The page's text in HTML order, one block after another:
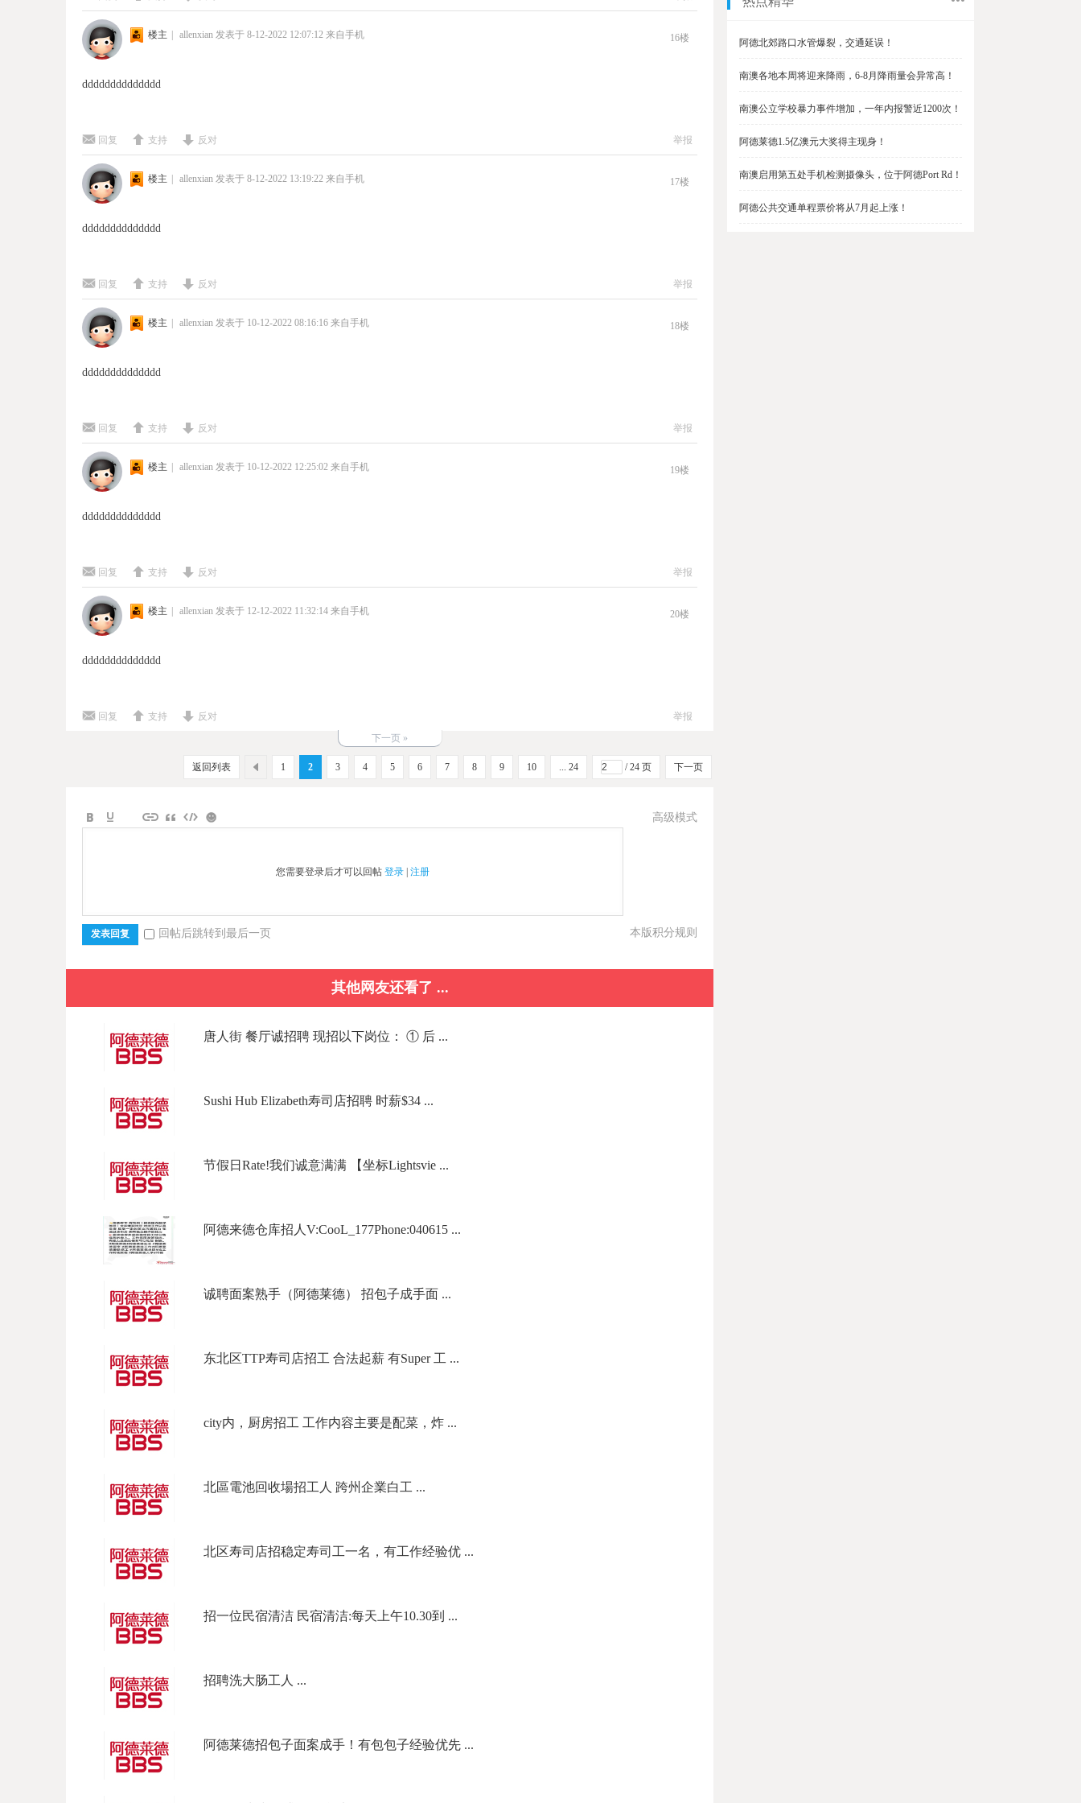
16楼
楼主 | allenxian 发表于 8-12-2022 12:07:12 来自手机
dddddddddddddd
回复 支持 反对 举报
17楼
楼主 | allenxian 发表于 8-12-2022 13:19:22 来自手机
dddddddddddddd
回复 支持 反对 举报
18楼
楼主 | allenxian 发表于 10-12-2022 08:16:16 来自手机
dddddddddddddd
回复 支持 反对 举报
19楼
楼主 | allenxian 发表于 10-12-2022 12:25:02 来自手机
dddddddddddddd
回复 支持 反对 举报
20楼
楼主 | allenxian 发表于 12-12-2022 11:32:14 来自手机
dddddddddddddd
回复 支持 反对
举报
下一页 »
1 2 3 4 5 6 7 8 9 10 ... 24 / 24 页 下一页
返回列表
高级模式
您需要登录后才可以回帖 登录 | 注册
本版积分规则
发表回复 回帖后跳转到最后一页
其他网友还看了 ...
唐人街 餐厅诚招聘 现招以下岗位： ① 后 ...
Sushi Hub Elizabeth寿司店招聘 时薪$34 ...
节假日Rate!我们诚意满满 【坐标Lightsvie ...
阿德来德仓库招人V:CooL_177Phone:040615 ...
诚聘面案熟手（阿德莱德） 招包子成手面 ...
东北区TTP寿司店招工 合法起薪 有Super 工 ...
city内，厨房招工 工作内容主要是配菜，炸 ...
北區電池回收場招工人 跨州企業白工 ...
北区寿司店招稳定寿司工一名，有工作经验优 ...
招一位民宿清洁 民宿清洁:每天上午10.30到 ...
招聘洗大肠工人 ...
阿德莱德招包子面案成手！有包包子经验优先 ...
阿德北郊路口水管爆裂，交通延误！
南澳各地本周将迎来降雨，6-8月降雨量会异常高！
南澳公立学校暴力事件增加，一年内报警近1200次！
阿德莱德1.5亿澳元大奖得主现身！
南澳启用第五处手机检测摄像头，位于阿德Port Rd！
阿德公共交通单程票价将从7月起上涨！